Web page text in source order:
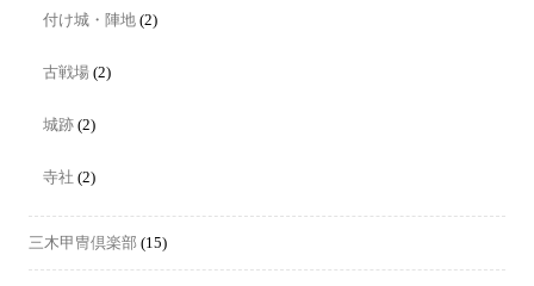
付け城・陣地 (2)
古戦場 (2)
城跡 (2)
寺社 (2)
三木甲冑倶楽部 (15)